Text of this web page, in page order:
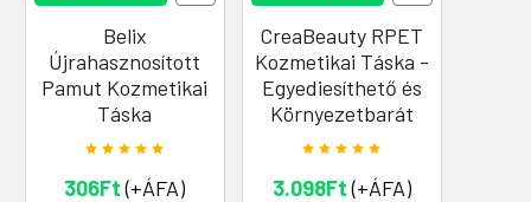
Belix
Újrahasznosított
Pamut Kozmetikai
Táska
306Ft(+ÁFA)
CreaBeauty RPET
Kozmetikai Táska -
Egyediesíthető és
Környezetbarát
3.098Ft(+ÁFA)